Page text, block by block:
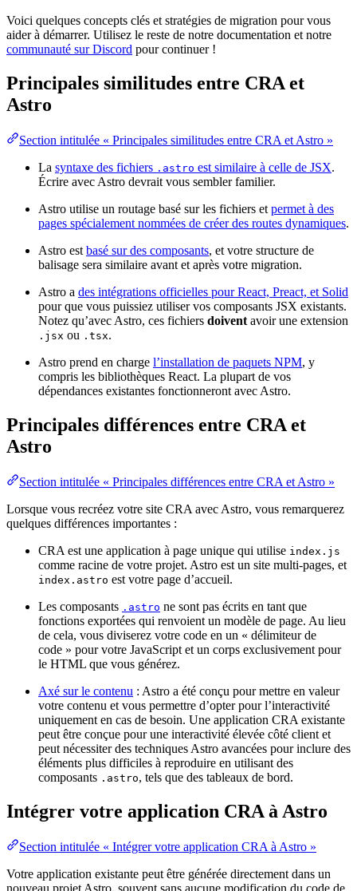
Voici quelques concepts clés et stratégies de migration pour vous
aider à démarrer. Utilisez le reste de notre documentation et notre
communauté sur Discord pour continuer !
Principales similitudes entre CRA et
Astro
Section intitulée « Principales similitudes entre CRA et Astro »
La syntaxe des fichiers .astro est similaire à celle de JSX.
Écrire avec Astro devrait vous sembler familier.
Astro utilise un routage basé sur les fichiers et permet à des
pages spécialement nommées de créer des routes dynamiques.
Astro est basé sur des composants, et votre structure de
balisage sera similaire avant et après votre migration.
Astro a des intégrations officielles pour React, Preact, et Solid
pour que vous puissiez utiliser vos composants JSX existants.
Notez qu’avec Astro, ces fichiers doivent avoir une extension
.jsx ou .tsx.
Astro prend en charge l’installation de paquets NPM, y
compris les bibliothèques React. La plupart de vos
dépendances existantes fonctionneront avec Astro.
Principales différences entre CRA et
Astro
Section intitulée « Principales différences entre CRA et Astro »
Lorsque vous recréez votre site CRA avec Astro, vous remarquerez
quelques différences importantes :
CRA est une application à page unique qui utilise index.js
comme racine de votre projet. Astro est un site multi-pages, et
index.astro est votre page d’accueil.
Les composants .astro ne sont pas écrits en tant que
fonctions exportées qui renvoient un modèle de page. Au lieu
de cela, vous diviserez votre code en un « délimiteur de
code » pour votre JavaScript et un corps exclusivement pour
le HTML que vous générez.
Axé sur le contenu : Astro a été conçu pour mettre en valeur
votre contenu et vous permettre d’opter pour l’interactivité
uniquement en cas de besoin. Une application CRA existante
peut être conçue pour une interactivité élevée côté client et
peut nécessiter des techniques Astro avancées pour inclure des
éléments plus difficiles à reproduire en utilisant des
composants .astro, tels que des tableaux de bord.
Intégrer votre application CRA à Astro
Section intitulée « Intégrer votre application CRA à Astro »
Votre application existante peut être générée directement dans un
nouveau projet Astro, souvent sans aucune modification du code de